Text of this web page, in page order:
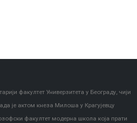
факултет Универзитета у Београду, чији
је актом кнеза Милоша у Крагујевцу
факултет модерна школа која прати